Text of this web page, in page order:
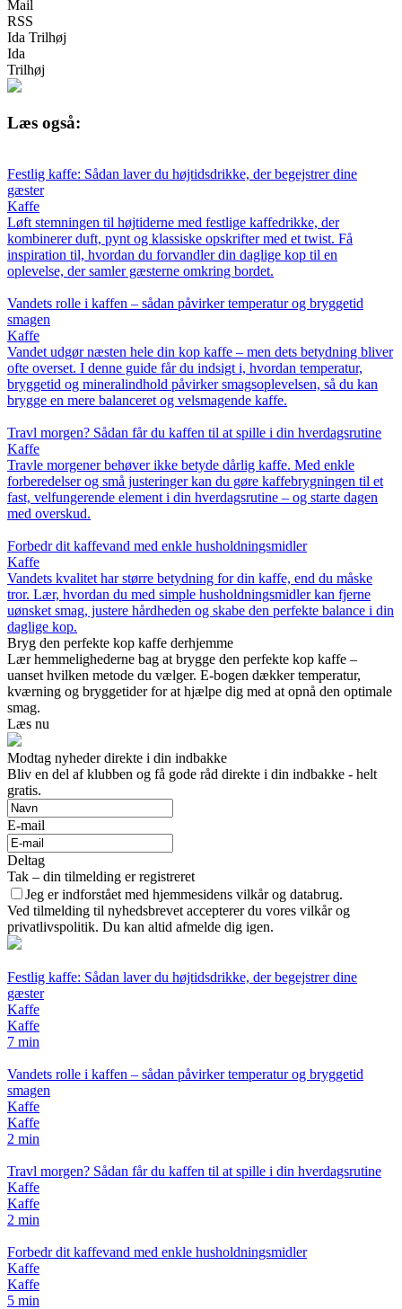
Mail
RSS
Ida Trilhøj
Ida
Trilhøj
Læs også:
Festlig kaffe: Sådan laver du højtidsdrikke, der begejstrer dine
gæster
Kaffe
Løft stemningen til højtiderne med festlige kaffedrikke, der
kombinerer duft, pynt og klassiske opskrifter med et twist. Få
inspiration til, hvordan du forvandler din daglige kop til en
oplevelse, der samler gæsterne omkring bordet.
Vandets rolle i kaffen – sådan påvirker temperatur og bryggetid
smagen
Kaffe
Vandet udgør næsten hele din kop kaffe – men dets betydning bliver
ofte overset. I denne guide får du indsigt i, hvordan temperatur,
bryggetid og mineralindhold påvirker smagsoplevelsen, så du kan
brygge en mere balanceret og velsmagende kaffe.
Travl morgen? Sådan får du kaffen til at spille i din hverdagsrutine
Kaffe
Travle morgener behøver ikke betyde dårlig kaffe. Med enkle
forberedelser og små justeringer kan du gøre kaffebrygningen til et
fast, velfungerende element i din hverdagsrutine – og starte dagen
med overskud.
Forbedr dit kaffevand med enkle husholdningsmidler
Kaffe
Vandets kvalitet har større betydning for din kaffe, end du måske
tror. Lær, hvordan du med simple husholdningsmidler kan fjerne
uønsket smag, justere hårdheden og skabe den perfekte balance i din
daglige kop.
Bryg den perfekte kop kaffe derhjemme
Lær hemmelighederne bag at brygge den perfekte kop kaffe –
uanset hvilken metode du vælger. E-bogen dækker temperatur,
kværning og bryggetider for at hjælpe dig med at opnå den optimale
smag.
Læs nu
Modtag nyheder direkte i din indbakke
Bliv en del af klubben og få gode råd direkte i din indbakke - helt
gratis.
E-mail
Deltag
Tak – din tilmelding er registreret
Jeg er indforstået med hjemmesidens vilkår og databrug.
Ved tilmelding til nyhedsbrevet accepterer du vores vilkår og
privatlivspolitik. Du kan altid afmelde dig igen.
Festlig kaffe: Sådan laver du højtidsdrikke, der begejstrer dine
gæster
Kaffe
Kaffe
7 min
Vandets rolle i kaffen – sådan påvirker temperatur og bryggetid
smagen
Kaffe
Kaffe
2 min
Travl morgen? Sådan får du kaffen til at spille i din hverdagsrutine
Kaffe
Kaffe
2 min
Forbedr dit kaffevand med enkle husholdningsmidler
Kaffe
Kaffe
5 min